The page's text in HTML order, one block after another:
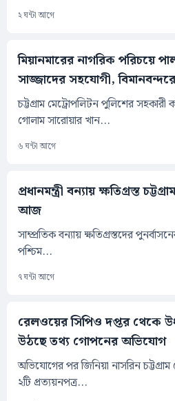
২ ঘন্টা আগে
মিয়ানমারের নাগরিক পরিচয়ে
সাজ্জাদের সহযোগী,
চট্টগ্রাম মেট্রোপলিটন পুলিশের
গোলাম সারোয়ার খান...
৬ ঘন্টা আগে
প্রধানমন্ত্রী বন্যায় ক্ষতিগ্রস্ত
আজ
সাম্প্রতিক বন্যায় ক্ষতিগ্রস্তদের
পশ্চিম...
৭ ঘন্টা আগে
রেলওয়ের সিপিও দপ্তর থেকে
উঠছে তথ্য গোপনের অভিযোগ
অভিযোগের পর জিনিয়া নাসরিন
২টি প্রত্যয়নপত্র...